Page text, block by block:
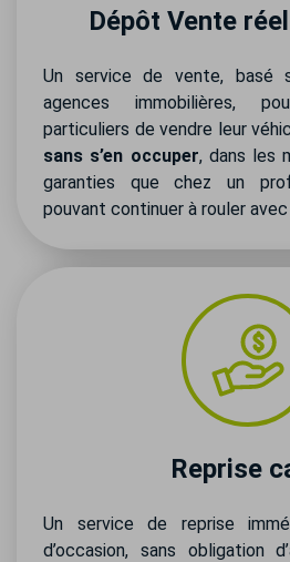
Dépôt Vente
Un service de vente, basé
agences immobilières,
particuliers de vendre leur
sans s’en occuper, dans les
garanties que chez un
pouvant continuer à rouler
Reprise
Un service de reprise
d’occasion, sans obligation